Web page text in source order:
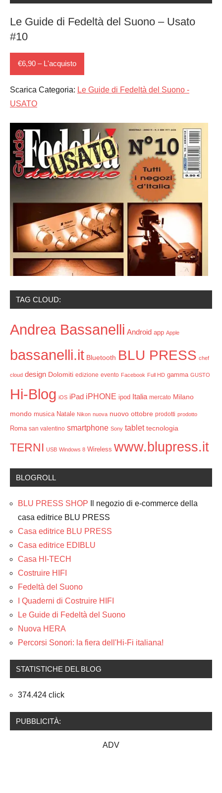
Le Guide di Fedeltà del Suono – Usato
#10
€6,90 – L'acquisto
Scarica Categoria: Le Guide di Fedeltà del Suono -
USATO
TAG CLOUD:
Andrea Bassanelli Android app Apple
bassanelli.it Bluetooth BLU PRESS chef
cloud design Dolomiti edizione evento Facebook Full HD gamma GUSTO
Hi-Blog iOS iPad iPHONE ipod Italia mercato Milano
mondo musica Natale Nikon nuova nuovo ottobre prodotti prodotto
Roma san valentino smartphone Sony tablet tecnologia
TERNI USB Windows 8 Wireless www.blupress.it
BLOGROLL
BLU PRESS SHOP Il negozio di e-commerce della
casa editrice BLU PRESS
Casa editrice BLU PRESS
Casa editrice EDIBLU
Casa HI-TECH
Costruire HIFI
Fedeltà del Suono
I Quaderni di Costruire HIFI
Le Guide di Fedeltà del Suono
Nuova HERA
Percorsi Sonori: la fiera dell'Hi-Fi italiana!
STATISTICHE DEL BLOG
374.424 click
PUBBLICITÀ:
ADV